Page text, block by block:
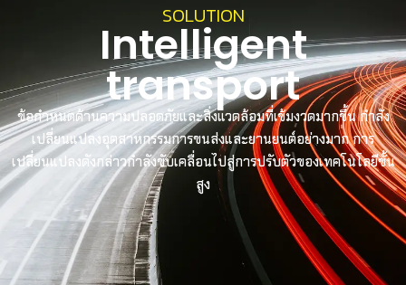
SOLUTION
Intelligent
transport
ข้อกำหนดด้านความปลอดภัยและสิ่งแวดล้อมที่เข้มงวดมากขึ้น กำลัง
เปลี่ยนแปลงอุตสาหกรรมการขนส่งและยานยนต์อย่างมาก การ
เปลี่ยนแปลงดังกล่าวกำลังขับเคลื่อนไปสู่การปรับตัวของเทคโนโลยีขั้น
สูง